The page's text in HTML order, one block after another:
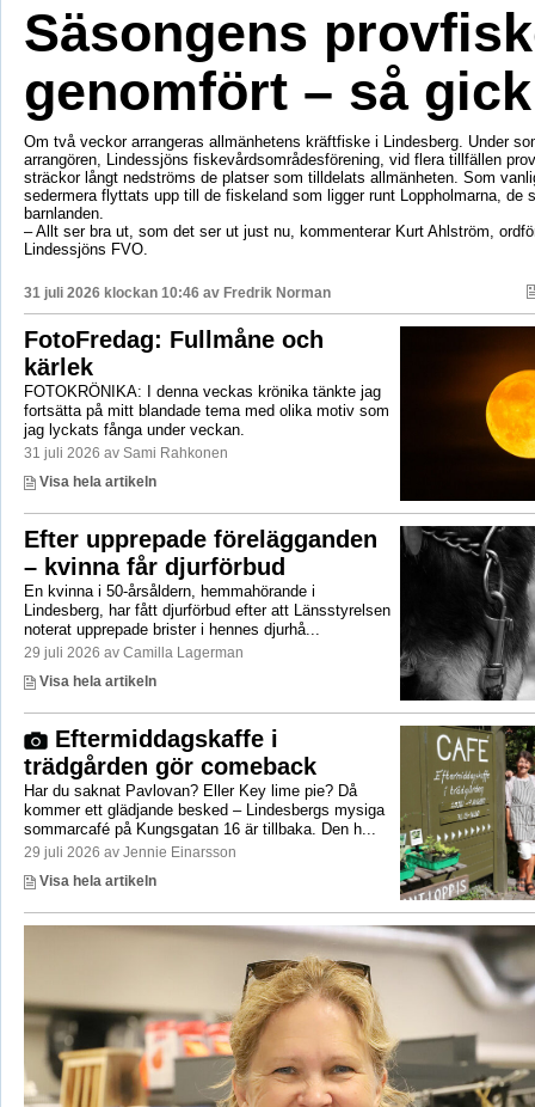
Säsongens
genomfört – så
Om två veckor arrangeras allmänhetens kräftfiske i Lindesberg. Under
arrangören, Lindessjöns fiskevårdsområdesförening, vid flera tillfällen
sträckor långt nedströms de platser som tilldelats allmänheten. Som
sedermera flyttats upp till de fiskeland som ligger runt Loppholmarna, de
barnlanden.
– Allt ser bra ut, som det ser ut just nu, kommenterar Kurt Ahlström,
Lindessjöns FVO.
31 juli 2026 klockan 10:46 av Fredrik Norman
FotoFredag: Fullmåne och
kärlek
FOTOKRÖNIKA: I denna veckas krönika tänkte jag
fortsätta på mitt blandade tema med olika motiv som
jag lyckats fånga under veckan.
31 juli 2026 av Sami Rahkonen
Visa hela artikeln
Efter upprepade förelägganden
– kvinna får djurförbud
En kvinna i 50-årsåldern, hemmahörande i
Lindesberg, har fått djurförbud efter att Länsstyrelsen
noterat upprepade brister i hennes djurhå...
29 juli 2026 av Camilla Lagerman
Visa hela artikeln
Eftermiddagskaffe i
trädgården gör comeback
Har du saknat Pavlovan? Eller Key lime pie? Då
kommer ett glädjande besked – Lindesbergs mysiga
sommarcafé på Kungsgatan 16 är tillbaka. Den h...
29 juli 2026 av Jennie Einarsson
Visa hela artikeln